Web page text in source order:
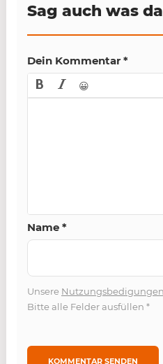
Sag auch was
Dein Kommentar *
😀
Name *
Unsere
Bitte alle Felder ausfüllen *